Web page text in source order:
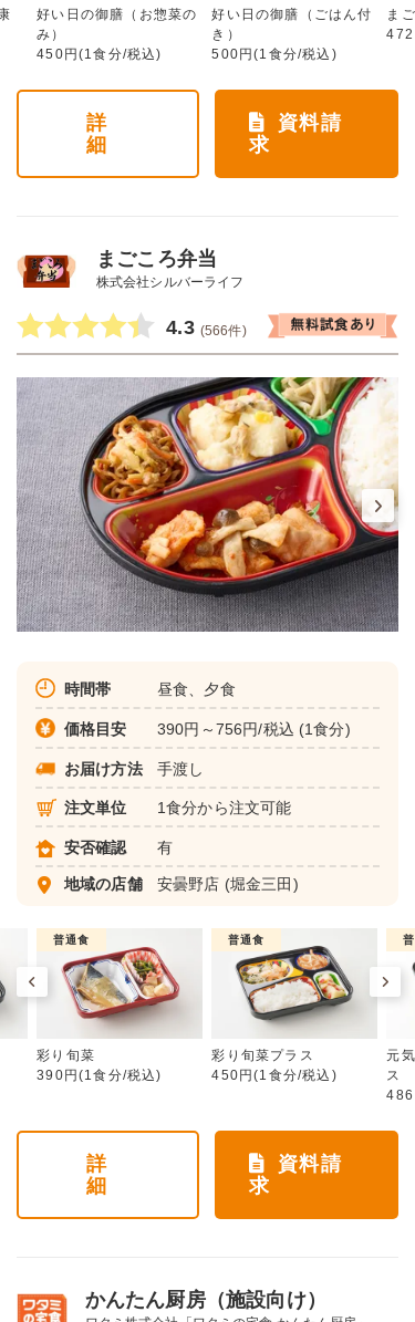
好い日の御膳（お惣菜の
み）
450円(1食分/税込)
好い日の御膳（ごはん付
き）
500円(1食分/税込)
ま
詳
細
資料請
求
まごころ弁当
株式会社シルバーライフ
4.3 (566件)
時間帯 昼食、夕食
価格目安 390円～756円/税込 (1食分)
お届け方法 手渡し
注文単位 1食分から注文可能
安否確認 有
地域の店舗 安曇野店 (堀金三田)
普通食
彩り旬菜
390円(1食分/税込)
普通食
彩り旬菜プラス
450円(1食分/税込)
元
ス
詳
細
資料請
求
かんたん厨房（施設向け）